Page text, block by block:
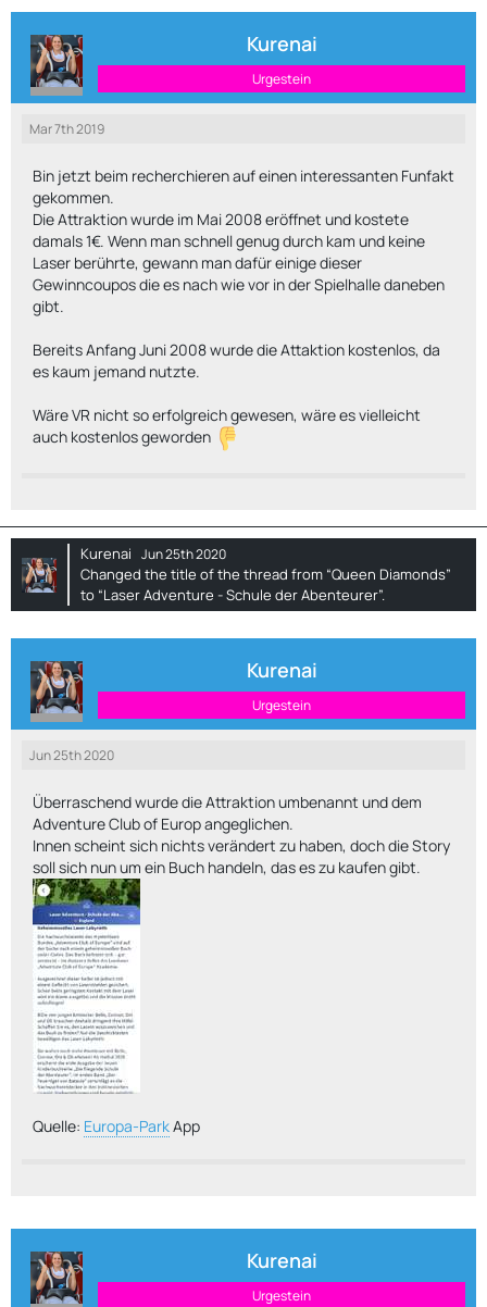
Kurenai
Urgestein
Mar 7th 2019
Bin jetzt beim recherchieren auf einen interessanten Funfakt
gekommen.
Die Attraktion wurde im Mai 2008 eröffnet und kostete
damals 1€. Wenn man schnell genug durch kam und keine
Laser berührte, gewann man dafür einige dieser
Gewinncoupos die es nach wie vor in der Spielhalle daneben
gibt.
Bereits Anfang Juni 2008 wurde die Attaktion kostenlos, da
es kaum jemand nutzte.
Wäre VR nicht so erfolgreich gewesen, wäre es vielleicht
auch kostenlos geworden
Kurenai Jun 25th 2020
Changed the title of the thread from “Queen Diamonds”
to “Laser Adventure - Schule der Abenteurer”.
Kurenai
Urgestein
Jun 25th 2020
Überraschend wurde die Attraktion umbenannt und dem
Adventure Club of Europ angeglichen.
Innen scheint sich nichts verändert zu haben, doch die Story
soll sich nun um ein Buch handeln, das es zu kaufen gibt.
Quelle: Europa-ParkApp
Kurenai
Urgestein